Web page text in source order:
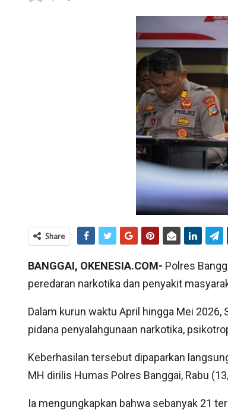
Share
BANGGAI, OKENESIA.COM- Polres
peredaran narkotika dan penyakit
Dalam kurun waktu April hingga Mei
pidana penyalahgunaan narkotika,
Keberhasilan tersebut dipaparkan
MH dirilis Humas Polres Banggai, Rabu
Ia mengungkapkan bahwa sebanyak 21